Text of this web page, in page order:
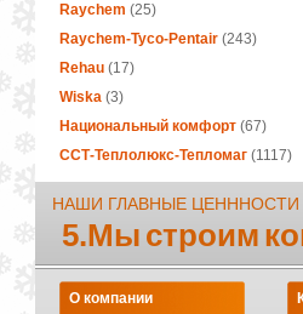
Raychem (25)
Raychem-Tyco-Pentair (243)
Rehau(17)
Wiska(3)
Национальный комфорт(67)
ССТ-Теплолюкс-Тепломаг(1117)
НАШИ ГЛАВНЫЕ ЦЕНННОСТИ
5.Мы строим
О компании